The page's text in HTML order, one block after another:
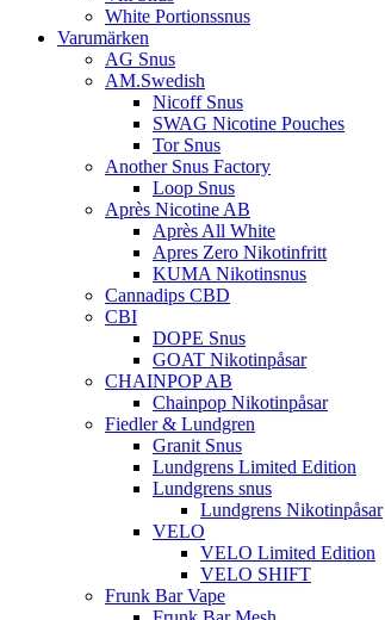
White Portionssnus
Varumärken
AG Snus
AM.Swedish
Nicoff Snus
SWAG Nicotine Pouches
Tor Snus
Another Snus Factory
Loop Snus
Après Nicotine AB
Après All White
Apres Zero Nikotinfritt
KUMA Nikotinsnus
Cannadips CBD
CBI
DOPE Snus
GOAT Nikotinpåsar
CHAINPOP AB
Chainpop Nikotinpåsar
Fiedler & Lundgren
Granit Snus
Lundgrens Limited Edition
Lundgrens snus
Lundgrens Nikotinpåsar
VELO
VELO Limited Edition
VELO SHIFT
Frunk Bar Vape